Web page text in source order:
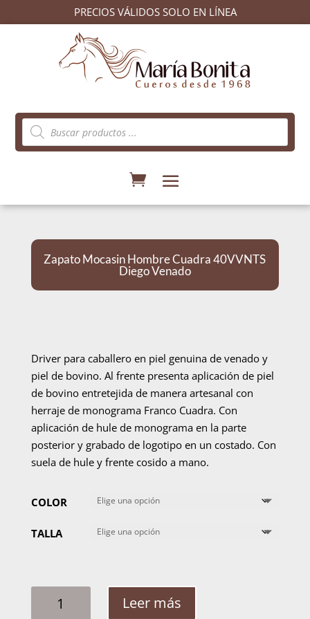
PRECIOS VÁLIDOS SOLO EN LÍNEA
Búsqueda
de
productos
Zapato Mocasin Hombre Cuadra 40VVNTS
Diego Venado
Driver para caballero en piel genuina de venado y
piel de bovino. Al frente presenta aplicación de piel
de bovino entretejida de manera artesanal con
herraje de monograma Franco Cuadra. Con
aplicación de hule de monograma en la parte
posterior y grabado de logotipo en un costado. Con
suela de hule y frente cosido a mano.
COLOR
TALLA
MOCASIN
Leer más